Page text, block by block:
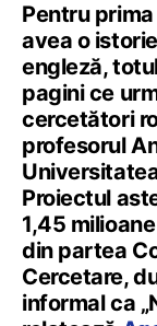
Pentru
avea o
engleză,
pagini ce
cercetători
profesorul
Proiectul
1,45
din partea
Cercetare,
informal ca